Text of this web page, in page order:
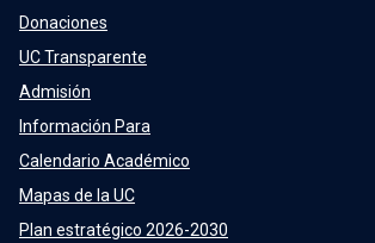
Donaciones
UC Transparente
Admisión
Información Para
Calendario Académico
Mapas de la UC
Plan estratégico 2026-2030